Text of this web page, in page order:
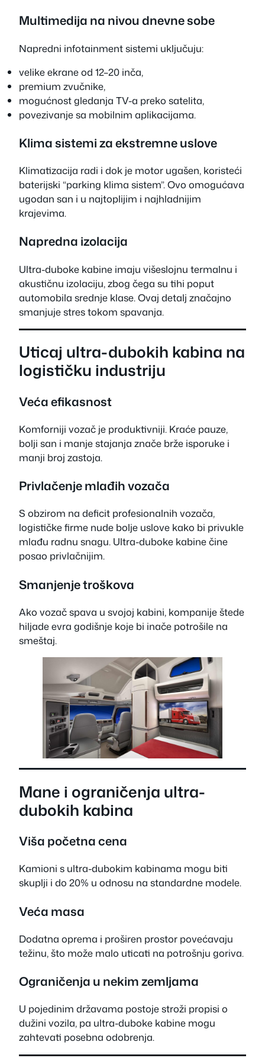
Multimedija na nivou dnevne sobe
Napredni infotainment sistemi uključuju:
velike ekrane od 12–20 inča,
premium zvučnike,
mogućnost gledanja TV-a preko satelita,
povezivanje sa mobilnim aplikacijama.
Klima sistemi za ekstremne uslove
Klimatizacija radi i dok je motor ugašen, koristeći
baterijski “parking klima sistem”. Ovo omogućava
ugodan san i u najtoplijim i najhladnijim
krajevima.
Napredna izolacija
Ultra-duboke kabine imaju višeslojnu termalnu i
akustičnu izolaciju, zbog čega su tihi poput
automobila srednje klase. Ovaj detalj značajno
smanjuje stres tokom spavanja.
Uticaj ultra-dubokih kabina na
logističku industriju
Veća efikasnost
Komforniji vozač je produktivniji. Kraće pauze,
bolji san i manje stajanja znače brže isporuke i
manji broj zastoja.
Privlačenje mlađih vozača
S obzirom na deficit profesionalnih vozača,
logističke firme nude bolje uslove kako bi privukle
mlađu radnu snagu. Ultra-duboke kabine čine
posao privlačnijim.
Smanjenje troškova
Ako vozač spava u svojoj kabini, kompanije štede
hiljade evra godišnje koje bi inače potrošile na
smeštaj.
Mane i ograničenja ultra-
dubokih kabina
Viša početna cena
Kamioni s ultra-dubokim kabinama mogu biti
skuplji i do 20% u odnosu na standardne modele.
Veća masa
Dodatna oprema i proširen prostor povećavaju
težinu, što može malo uticati na potrošnju goriva.
Ograničenja u nekim zemljama
U pojedinim državama postoje stroži propisi o
dužini vozila, pa ultra-duboke kabine mogu
zahtevati posebna odobrenja.